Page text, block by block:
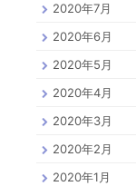
2020年7月
2020年6月
2020年5月
2020年4月
2020年3月
2020年2月
2020年1月